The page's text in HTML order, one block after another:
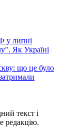
у липні
Як Україні
що це було
текст і
редакцію.